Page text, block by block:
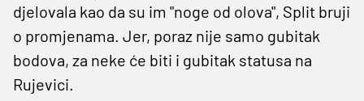
djelovala kao da su im "noge od olova", Split bruji
o promjenama. Jer, poraz nije samo gubitak
bodova, za neke će biti i gubitak statusa na
Rujevici.